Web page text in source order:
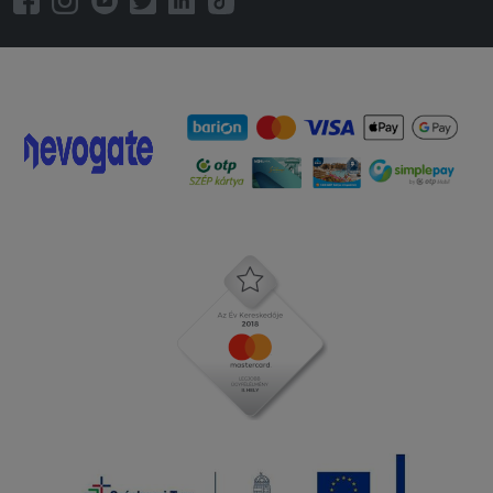
2026-01-08 - Beáta:
2025-12-15 - :
3 óràt kellet vàrnom a kajàra ,vajon
elfogyott a juhtúró a gombàról majd
Szomorú hogy ennyi pénzért ilyen silàny
étel kiadni a kezükböl!!!
Finom volt, viszont később tudtunk
nekiállni és már akkor vettük észre,
hogy nem volt rajta a 8db
gondoltuk,hogy érdemes reklamálni, de
ezért a 2 csillag.